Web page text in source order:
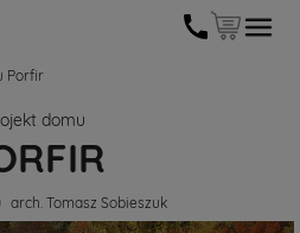
Porfir
domu
arch. Tomasz Sobieszuk